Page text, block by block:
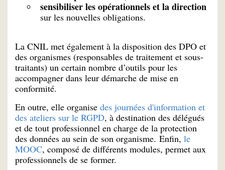
sensibiliser les opérationnels et la direction
sur les nouvelles obligations.
La CNIL met également à la disposition des DPO et
des organismes (responsables de traitement et sous-
traitants) un certain nombre d’outils pour les
accompagner dans leur démarche de mise en
conformité.
En outre, elle organise des journées d'information et
des ateliers sur le RGPD, à destination des délégués
et de tout professionnel en charge de la protection
des données au sein de son organisme. Enfin, le
MOOC, composé de différents modules, permet aux
professionnels de se former.